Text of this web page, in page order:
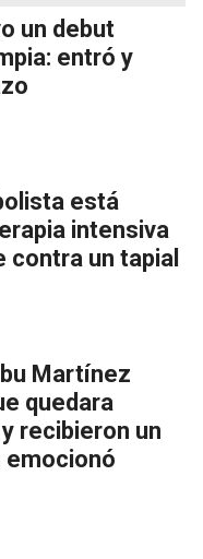
un debut
entró y
está
intensiva
un tapial
Martínez
quedara
recibieron un
emocionó